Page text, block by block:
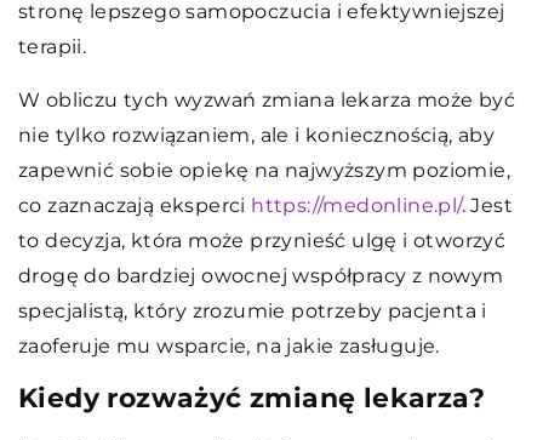
stronę lepszego samopoczucia i efektywniejszej
terapii.
W obliczu tych wyzwań zmiana lekarza może być
nie tylko rozwiązaniem, ale i koniecznością, aby
zapewnić sobie opiekę na najwyższym poziomie,
co zaznaczają eksperci https://medonline.pl/. Jest
to decyzja, która może przynieść ulgę i otworzyć
drogę do bardziej owocnej współpracy z nowym
specjalistą, który zrozumie potrzeby pacjenta i
zaoferuje mu wsparcie, na jakie zasługuje.
Kiedy rozważyć zmianę lekarza?